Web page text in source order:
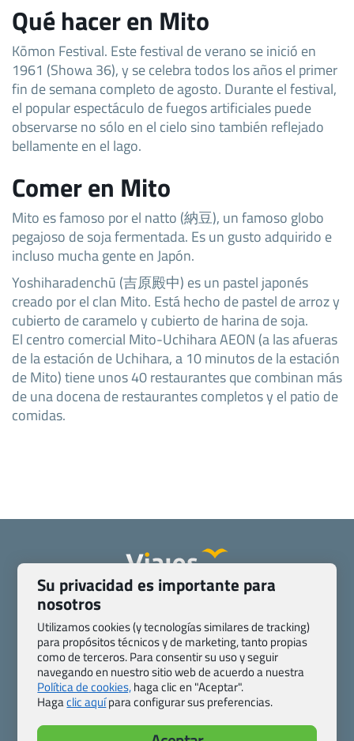
Qué hacer en Mito
Kōmon Festival. Este festival de verano se inició en
1961 (Showa 36), y se celebra todos los años el primer
fin de semana completo de agosto. Durante el festival,
el popular espectáculo de fuegos artificiales puede
observarse no sólo en el cielo sino también reflejado
bellamente en el lago.
Comer en Mito
Mito es famoso por el natto (納豆), un famoso globo
pegajoso de soja fermentada. Es un gusto adquirido e
incluso mucha gente en Japón.
Yoshiharadenchū (吉原殿中) es un pastel japonés
creado por el clan Mito. Está hecho de pastel de arroz y
cubierto de caramelo y cubierto de harina de soja.
El centro comercial Mito-Uchihara AEON (a las afueras
de la estación de Uchihara, a 10 minutos de la estación
de Mito) tiene unos 40 restaurantes que combinan más
de una docena de restaurantes completos y el patio de
comidas.
Quienes somos
Pasaporte, Visado, Salud y otras disposiciones específicas
Blog de Viajes.com
Registro de agencias
Preguntas frecuentes
Condiciones generales
Política de privacidad y cookies
Transparencia
Todas las páginas – sitemap
Viajes.com
Su privacidad es importante para
nosotros
Utilizamos cookies (y tecnologías similares de tracking)
para propósitos técnicos y de marketing, tanto propias
como de terceros. Para consentir su uso y seguir
navegando en nuestro sitio web de acuerdo a nuestra
Política de cookies,haga clic en "Aceptar".
Hagaclic aquípara configurar sus preferencias.